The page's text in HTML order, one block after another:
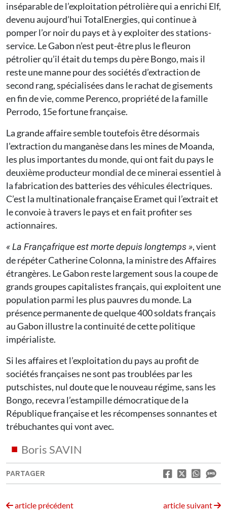
inséparable de l’exploitation pétrolière qui a enrichi Elf,
devenu aujourd’hui Total­Energies, qui continue à
pomper l’or noir du pays et à y exploiter des stations-
service. Le Gabon n’est peut-être plus le fleuron
pétrolier qu’il était du temps du père Bongo, mais il
reste une manne pour des sociétés d’extraction de
second rang, spécialisées dans le rachat de gisements
en fin de vie, comme Perenco, propriété de la famille
Perrodo, 15e fortune française.
La grande affaire semble toutefois être désormais
l’extraction du manganèse dans les mines de Moanda,
les plus importantes du monde, qui ont fait du pays le
deuxième producteur mondial de ce minerai essentiel à
la fabrication des batteries des véhicules électriques.
C’est la multinationale française Eramet qui l’extrait et
le convoie à travers le pays et en fait profiter ses
actionnaires.
« La Françafrique est morte depuis longtemps », vient
de répéter Catherine Colonna, la ministre des Affaires
étrangères. Le Gabon reste largement sous la coupe de
grands groupes capitalistes français, qui exploitent une
population parmi les plus pauvres du monde. La
présence permanente de quelque 400 soldats français
au Gabon illustre la continuité de cette politique
impérialiste.
Si les affaires et l’exploi­tation du pays au profit de
sociétés françaises ne sont pas troublées par les
putschistes, nul doute que le nouveau régime, sans les
Bongo, recevra l’estampille démocratique de la
République française et les récompenses sonnantes et
trébuchantes qui vont avec.
Boris SAVIN
PARTAGER
article précédent article suivant